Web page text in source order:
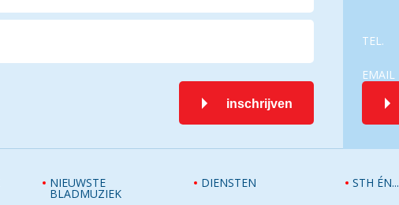
TEL.
EMAIL
inschrijven
NIEUWSTE
BLADMUZIEK
DIENSTEN STH ÉN...